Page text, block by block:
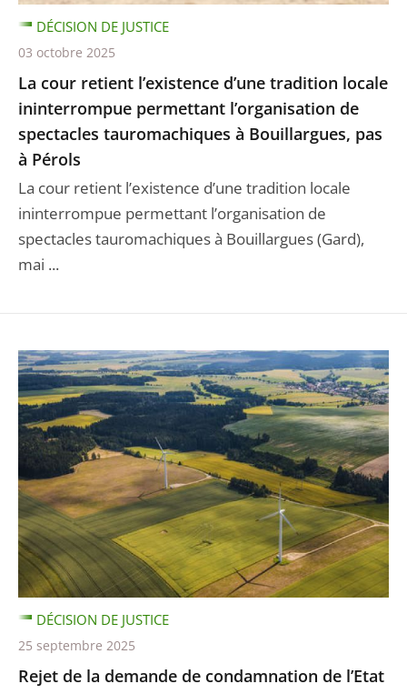
La cour retient l’existence d’une tradition locale
ininterrompue permettant l’organisation de
spectacles tauromachiques à Bouillargues, pas
à Pérols
La cour retient l’existence d’une tradition locale
ininterrompue permettant l’organisation de
spectacles tauromachiques à Bouillargues (Gard),
mai ...
DÉCISION DE JUSTICE
03 octobre 2025
Rejet de la demande de condamnation de l’Etat
DÉCISION DE JUSTICE
25 septembre 2025